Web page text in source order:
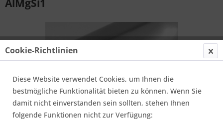
AlMgSi1
Cookie-Richtlinien
Diese Website verwendet Cookies, um Ihnen die
bestmögliche Funktionalität bieten zu können. Wenn Sie
damit nicht einverstanden sein sollten, stehen Ihnen
folgende Funktionen nicht zur Verfügung: